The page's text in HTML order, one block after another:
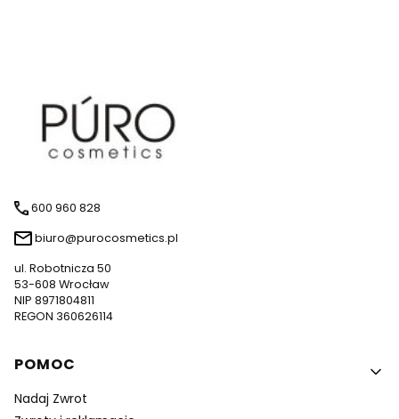
600 960 828
biuro@purocosmetics.pl
ul. Robotnicza 50
53-608 Wrocław
NIP 8971804811
REGON 360626114
Linki w stopce
POMOC
Nadaj Zwrot